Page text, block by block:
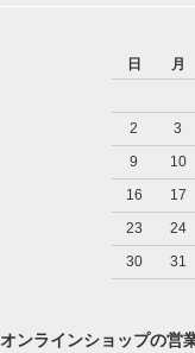
日
月
2
3
9
10
16
17
23
24
30
31
オンラインショップの営